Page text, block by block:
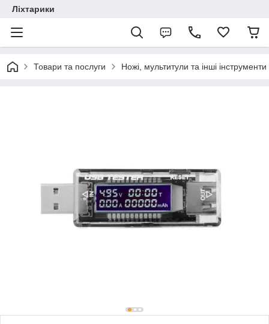
Ліхтарики
Товари та послуги Ножі, мультитули та інші інструменти